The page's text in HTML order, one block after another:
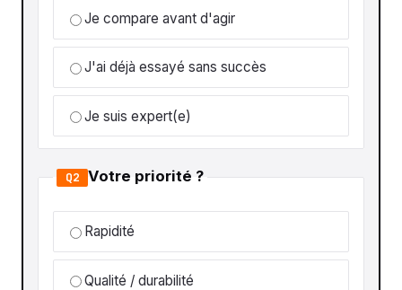
Je compare avant d'agir
J'ai déjà essayé sans succès
Je suis expert(e)
Q2 Votre priorité ?
Rapidité
Qualité / durabilité